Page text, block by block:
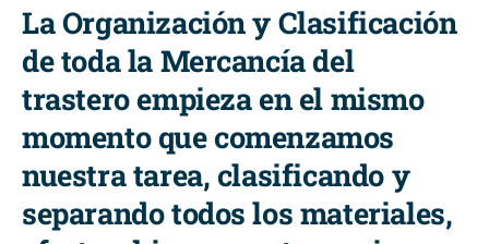
La Organización y Clasificación
de toda la Mercancía del
trastero empieza en el mismo
momento que comenzamos
nuestra tarea, clasificando y
separando todos los materiales,